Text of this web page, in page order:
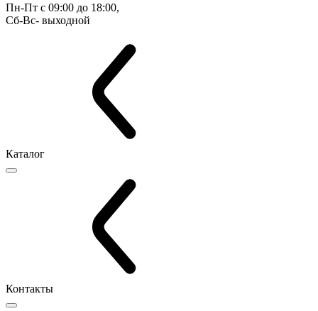
Пн-Пт с 09:00 до 18:00,
Сб-Вс- выходной
Каталог
Контакты